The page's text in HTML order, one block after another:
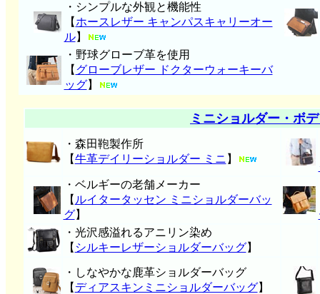
・シンプルな外観と機能性
【 ホースレザー キャンパスキャリーオー
ル】
・野球グローブ革を使用
【 グローブレザー ドクターウォーキーバ
ッグ】
ミニショルダー・ボ
・森田鞄製作所
【牛革デイリーショルダー ミニ 】
・ベルギーの老舗メーカー
【 ルイタータッセン ミニショルダーバッ
グ】
・光沢感溢れるアニリン染め
【 シルキーレザーショルダーバッグ】
・しなやかな鹿革ショルダーバッグ
【 ディアスキンミニショルダーバッグ】